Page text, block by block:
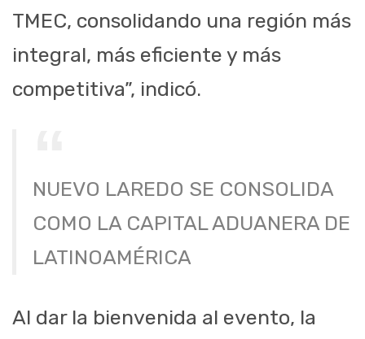
TMEC, consolidando una región más
integral, más eficiente y más
competitiva”, indicó.
NUEVO LAREDO SE CONSOLIDA
COMO LA CAPITAL ADUANERA DE
LATINOAMÉRICA
Al dar la bienvenida al evento, la